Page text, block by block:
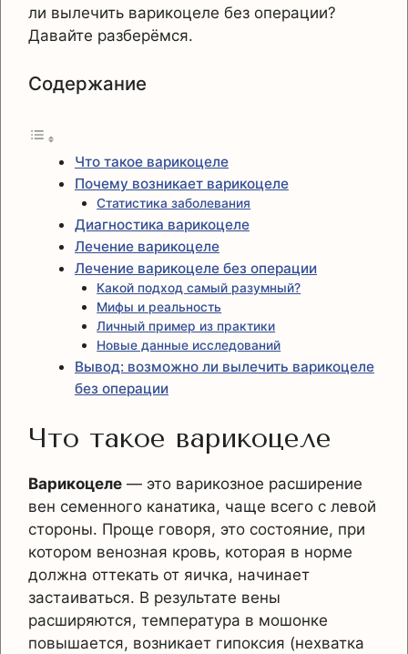
ли вылечить варикоцеле без операции?
Давайте разберёмся.
Содержание
Что такое варикоцеле
Почему возникает варикоцеле
Статистика заболевания
Диагностика варикоцеле
Лечение варикоцеле
Лечение варикоцеле без операции
Какой подход самый разумный?
Мифы и реальность
Личный пример из практики
Новые данные исследований
Вывод: возможно ли вылечить варикоцеле
без операции
Что такое варикоцеле
Варикоцеле — это варикозное расширение
вен семенного канатика, чаще всего с левой
стороны. Проще говоря, это состояние, при
котором венозная кровь, которая в норме
должна оттекать от яичка, начинает
застаиваться. В результате вены
расширяются, температура в мошонке
повышается, возникает гипоксия (нехватка